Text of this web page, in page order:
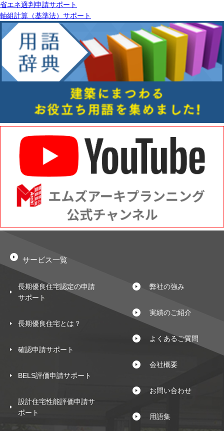
省エネ適判申請サポート
軸組計算（基準法）サポート
サービス一覧
長期優良住宅認定の申請
サポート
長期優良住宅とは？
確認申請サポート
BELS評価申請サポート
設計住宅性能評価申請サ
ポート
弊社の強み
実績のご紹介
よくあるご質問
会社概要
お問い合わせ
用語集